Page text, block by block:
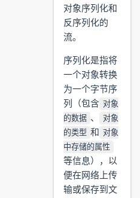
对象序列化和
反序列化的
流。
序列化是指将
一个对象转换
为一个字节序
列（包含 对象
的数据 、
对象
的类型 和 对象
中存储的属性
等信息），以
便在网络上传
输或保存到文